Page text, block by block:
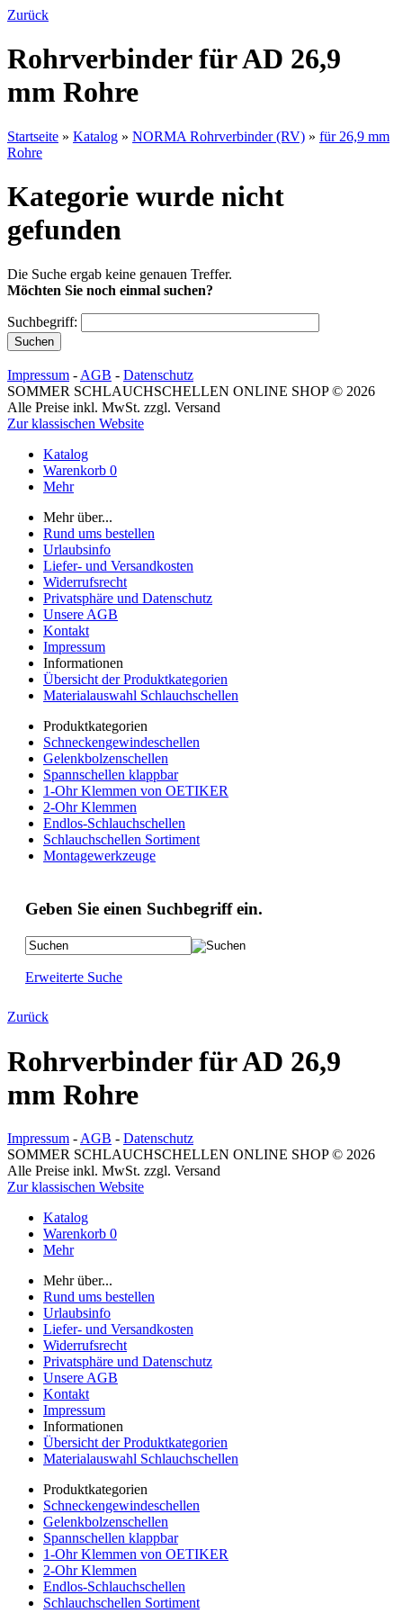
Zurück
Rohrverbinder für AD 26,9
mm Rohre
Startseite » Katalog » NORMA Rohrverbinder (RV) » für 26,9 mm
Rohre
Kategorie wurde nicht
gefunden
Die Suche ergab keine genauen Treffer.
Möchten Sie noch einmal suchen?
Suchbegriff:
Impressum - AGB - Datenschutz
SOMMER SCHLAUCHSCHELLEN ONLINE SHOP © 2026
Alle Preise inkl. MwSt. zzgl. Versand
Zur klassischen Website
Katalog
Warenkorb 0
Mehr
Mehr über...
Rund ums bestellen
Urlaubsinfo
Liefer- und Versandkosten
Widerrufsrecht
Privatsphäre und Datenschutz
Unsere AGB
Kontakt
Impressum
Informationen
Übersicht der Produktkategorien
Materialauswahl Schlauchschellen
Produktkategorien
Schneckengewindeschellen
Gelenkbolzenschellen
Spannschellen klappbar
1-Ohr Klemmen von OETIKER
2-Ohr Klemmen
Endlos-Schlauchschellen
Schlauchschellen Sortiment
Montagewerkzeuge
Geben Sie einen Suchbegriff ein.
Erweiterte Suche
Zurück
Rohrverbinder für AD 26,9
mm Rohre
Impressum - AGB - Datenschutz
SOMMER SCHLAUCHSCHELLEN ONLINE SHOP © 2026
Alle Preise inkl. MwSt. zzgl. Versand
Zur klassischen Website
Katalog
Warenkorb 0
Mehr
Mehr über...
Rund ums bestellen
Urlaubsinfo
Liefer- und Versandkosten
Widerrufsrecht
Privatsphäre und Datenschutz
Unsere AGB
Kontakt
Impressum
Informationen
Übersicht der Produktkategorien
Materialauswahl Schlauchschellen
Produktkategorien
Schneckengewindeschellen
Gelenkbolzenschellen
Spannschellen klappbar
1-Ohr Klemmen von OETIKER
2-Ohr Klemmen
Endlos-Schlauchschellen
Schlauchschellen Sortiment